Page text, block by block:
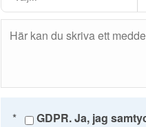
* GDPR. Ja, jag